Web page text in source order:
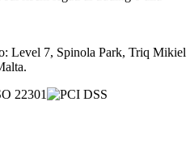
Level 7, Spinola Park, Triq Mikiel